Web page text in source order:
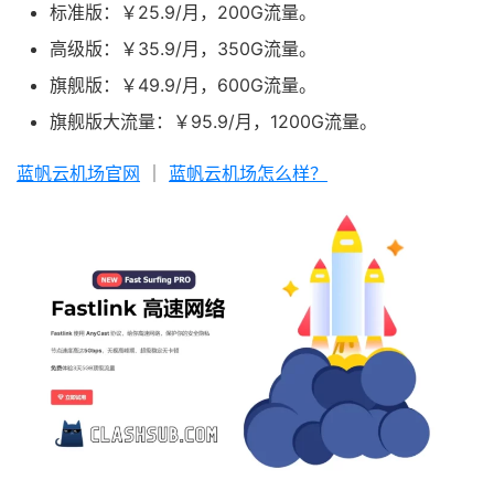
标准版：￥25.9/月，200G流量。
高级版：￥35.9/月，350G流量。
旗舰版：￥49.9/月，600G流量。
旗舰版大流量：￥95.9/月，1200G流量。
蓝帆云机场官网 蓝帆云机场怎么样？